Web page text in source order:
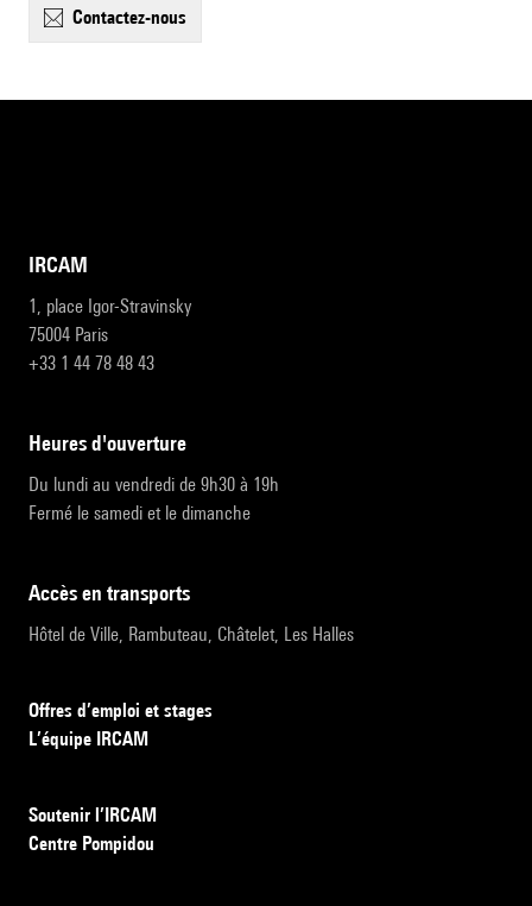
contactez-nous
IRCAM
1, place Igor-Stravinsky
75004 Paris
+33 1 44 78 48 43
heures d'ouverture
Du lundi au vendredi de 9h30 à 19h
Fermé le samedi et le dimanche
accès en transports
Hôtel de Ville, Rambuteau, Châtelet, Les Halles
Offres d’emploi et stages
L’équipe IRCAM
Soutenir l’IRCAM
Centre Pompidou